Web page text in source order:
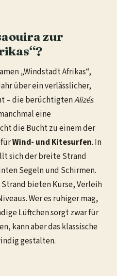
zur
„Windstadt Afrikas“,
über ein verlässlicher,
– die berüchtigtenAlizés.
eine
die Bucht zu einem der
Wind- und Kitesurfen. In
sich der breite Strand
Segeln und Schirmen.
bieten Kurse, Verleih
Wer es ruhiger mag,
Lüftchen sorgt zwar für
kann aber das klassische
gestalten.